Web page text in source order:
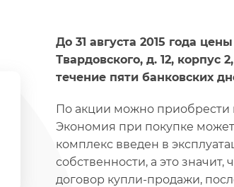
До 31 августа 2015 года
Твардовского, д. 12, корпус
течение пяти банковских
По акции можно приобрести
Экономия при покупке
комплекс введен в
собственности, а это
договор купли-продажи,